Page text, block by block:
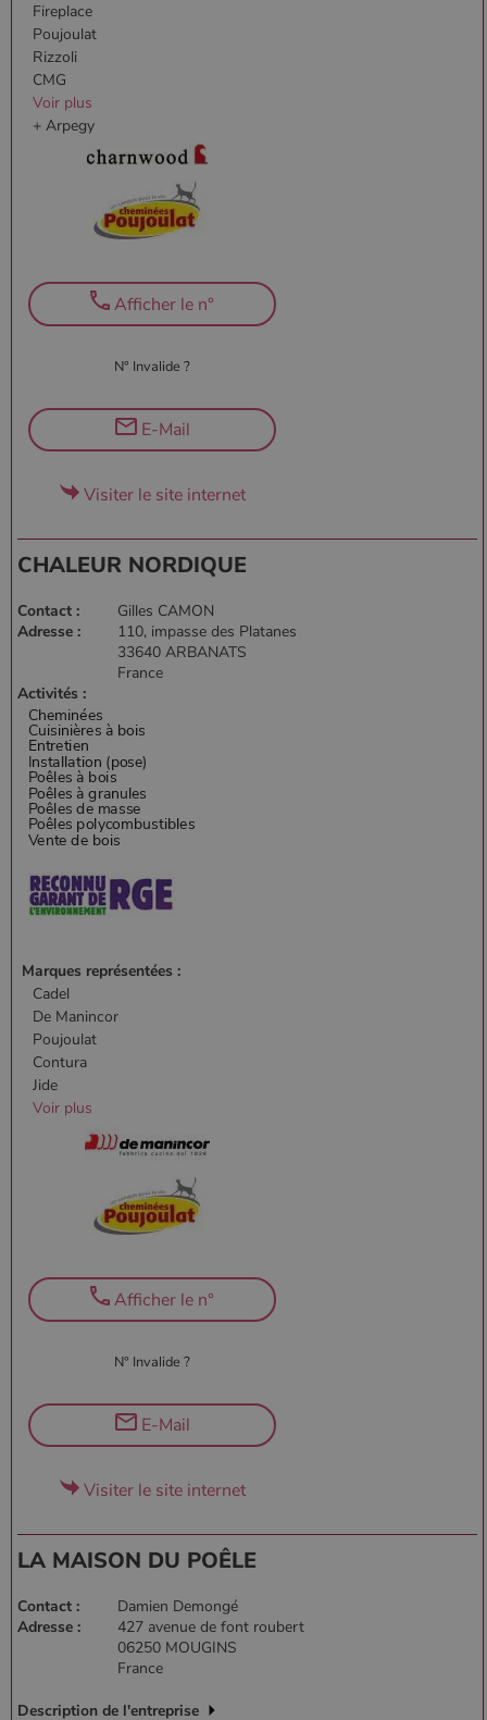
Fireplace
Poujoulat
Rizzoli
CMG
Voir plus
+ Arpegy
N° Invalide ?
Afficher le n°
E-Mail
Visiter le site internet
CHALEUR NORDIQUE
Contact :
Gilles CAMON
Adresse :
110, impasse des Platanes
33640 ARBANATS
France
Activités :
Marques représentées :
Cadel
De Manincor
Poujoulat
Contura
Jide
Voir plus
N° Invalide ?
Afficher le n°
E-Mail
Visiter le site internet
LA MAISON DU POÊLE
Contact :
Damien Demongé
Adresse :
427 avenue de font roubert
06250 MOUGINS
France
Description de l'entreprise